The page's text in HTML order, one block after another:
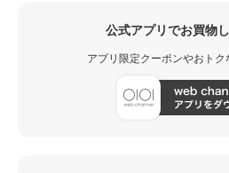
公式アプリでお買物
アプリ限定クーポンやおトク